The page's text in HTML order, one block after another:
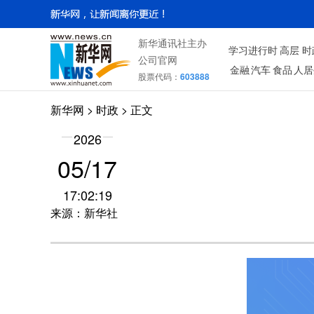
新华通讯社主办
公司官网
股票代码： 603888
学习进行时 高层
金融 汽车 食品 人
新华网 > 时政 > 正文
2026
05/17
17:02:19
来源：新华社